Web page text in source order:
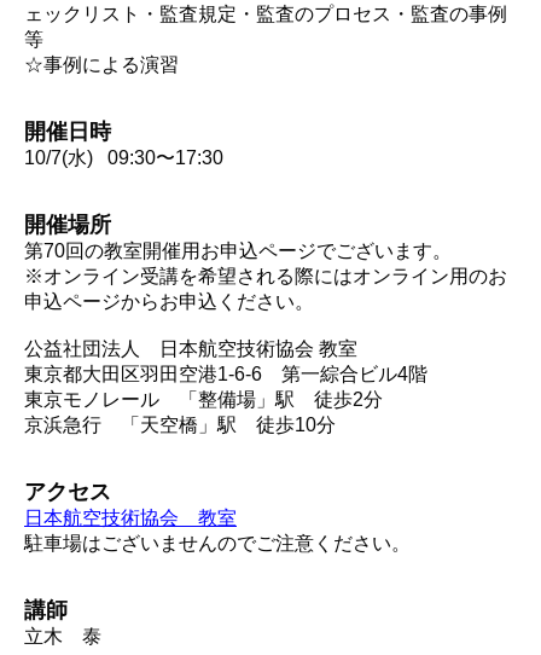
ェックリスト・監査規定・監査のプロセス・監査の事例
等
☆事例による演習
開催日時
10/7(水) 09:30〜17:30
開催場所
第70回の教室開催用お申込ページでございます。
※オンライン受講を希望される際にはオンライン用のお
申込ページからお申込ください。
公益社団法人 日本航空技術協会 教室
東京都大田区羽田空港1-6-6 第一綜合ビル4階
東京モノレール 「整備場」駅 徒歩2分
京浜急行 「天空橋」駅 徒歩10分
アクセス
日本航空技術協会 教室
駐車場はございませんのでご注意ください。
講師
立木 泰